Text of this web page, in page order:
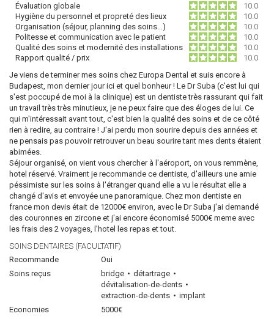
Évaluation globale
10.0
Hygiène du personnel et propreté des lieux
10.0
Organisation (séjour, planning des soins…)
10.0
Politesse et communication avec le patient
10.0
Qualité des soins et modernité des installations
10.0
Rapport qualité / prix
10.0
Je viens de terminer mes soins chez Europa Dental et suis encore à
Budapest, mon dernier jour ici et quel bonheur ! Le Dr Suba (c'est lui qui
s'est poccupé de moi à la clinique) est un dentiste très rassurant qui fait
un travail très très minutieux, je ne peux faire que des éloges de lui. Ce
qui m'intéressait avant tout, c'est bien la qualité des soins et de ce côté
rien à redire, au contraire ! J'ai perdu mon sourire depuis des années et
ne pensais pas pouvoir retrouver un beau sourire tant mes dents étaient
abimées.
Séjour organisé, on vient vous chercher à l'aéroport, on vous remmène,
hotel réservé. Vraiment je recommande ce dentiste, d'ailleurs une amie
péssimiste sur les soins à l'étranger quand elle a vu le résultat elle a
changé d'avis et envoyée une panoramique. Chez mon dentiste en
france mon devis était de 12000€ environ, avec le Dr Suba j'ai demandé
des couronnes en zircone et j'ai encore économisé 5000€ meme avec
les frais des 2 voyages, l'hotel les repas et tout.
SOINS DENTAIRES (FACULTATIF)
Recommande
Oui
Soins reçus
bridge
détartrage
dévitalisation-de-dents
extraction-de-dents
implant
Economies
5000€